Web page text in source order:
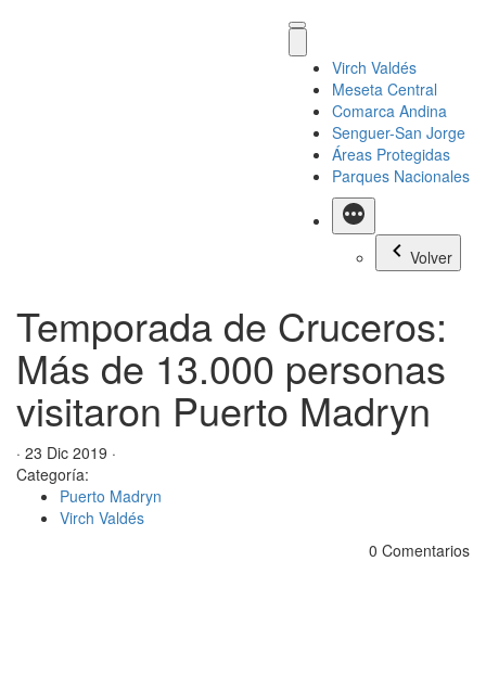
Virch Valdés
Meseta Central
Comarca Andina
Senguer-San Jorge
Áreas Protegidas
Parques Nacionales
Más
Volver
Temporada de Cruceros:
Más de 13.000 personas
visitaron Puerto Madryn
· 23 Dic 2019 ·
Categoría:
Puerto Madryn
Virch Valdés
0 Comentarios